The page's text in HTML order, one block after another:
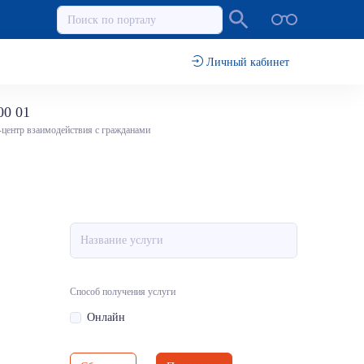
Личный кабинет
01
взаимодействия с гражданами
Способ получения услуги
Онлайн